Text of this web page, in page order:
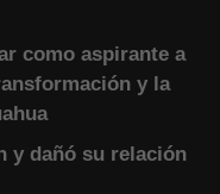
como aspirante a
y la
y dañó su relación